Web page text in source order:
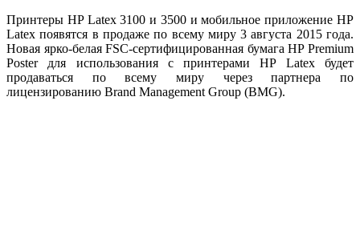
Принтеры HP Latex 3100 и 3500 и мобильное приложение HP
Latex появятся в продаже по всему миру 3 августа 2015 года.
Новая ярко-белая FSC-сертифицированная бумага HP Premium
Poster для использования с принтерами HP Latex будет
продаваться по всему миру через партнера по
лицензированию Brand Management Group (BMG).